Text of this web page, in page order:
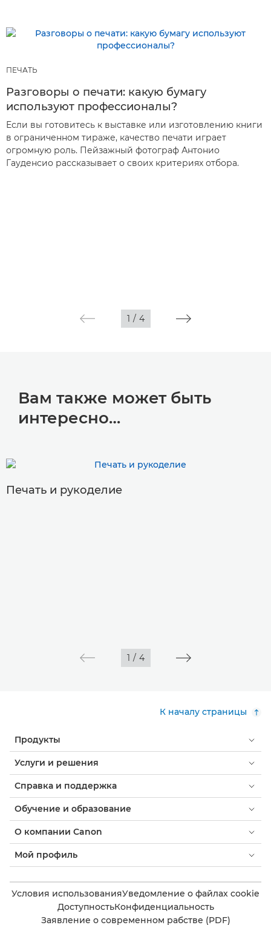
ПЕЧАТЬ
Разговоры о печати: какую бумагу
используют профессионалы?
Если вы готовитесь к выставке или изготовлению книги
в ограниченном тираже, качество печати играет
огромную роль. Пейзажный фотограф Антонио
Гауденсио рассказывает о своих критериях отбора.
1 / 4
Вам также может быть
интересно…
Печать и рукоделие
1 / 4
К началу страницы
Продукты
Услуги и решения
Справка и поддержка
Обучение и образование
О компании Canon
Мой профиль
Условия использованияУведомление о файлах cookie
ДоступностьКонфиденциальность
Заявление о современном рабстве (PDF)